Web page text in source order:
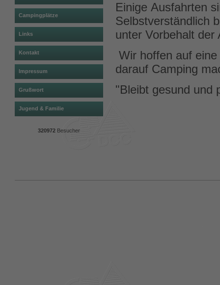
Campingplätze
Links
Kontakt
Impressum
Grußwort
Jugend & Familie
320972 Besucher
Einige Ausfahrten
Selbstverständlich
unter Vorbehalt
Wir hoffen auf
darauf Camping
"Bleibt gesund und